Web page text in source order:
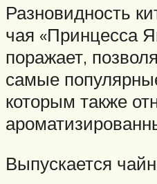
Разновидность
чая «Принцесса
поражает,
самые
которым также
Выпускается